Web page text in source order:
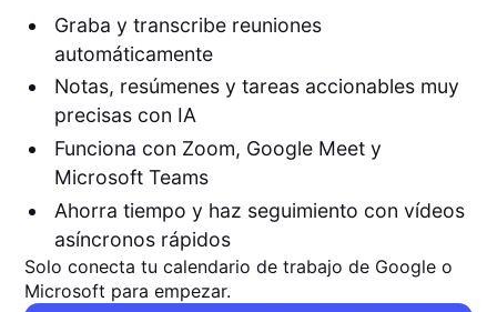
Graba y transcribe reuniones
automáticamente
Notas, resúmenes y tareas accionables muy
precisas con IA
Funciona con Zoom, Google Meet y
Microsoft Teams
Ahorra tiempo y haz seguimiento con vídeos
asíncronos rápidos
Solo conecta tu calendario de trabajo de Google o
Microsoft para empezar.